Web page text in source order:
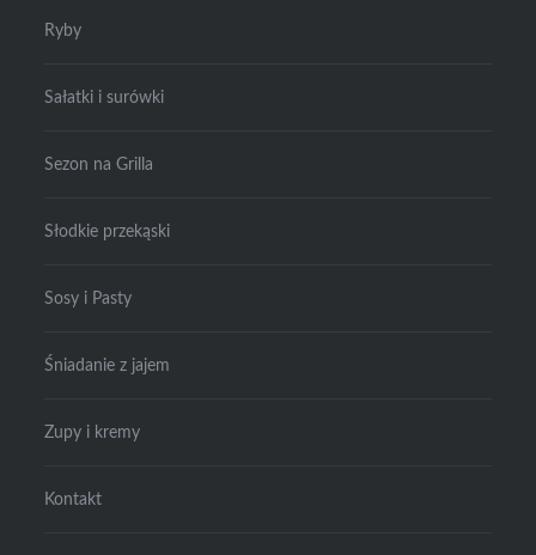
Ryby
Sałatki i surówki
Sezon na Grilla
Słodkie przekąski
Sosy i Pasty
Śniadanie z jajem
Zupy i kremy
Kontakt